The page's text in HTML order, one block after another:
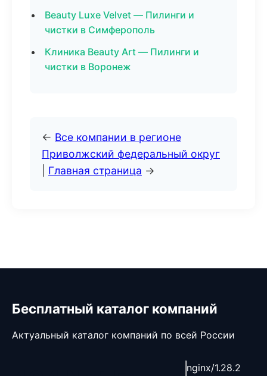
Beauty Luxe Velvet — Пилинги и
чистки в Симферополь
Клиника Beauty Art — Пилинги и
чистки в Воронеж
← Все компании в регионе
Приволжский федеральный округ
Главная страница →
Бесплатный каталог компаний
Актуальный каталог компаний по всей России
nginx/1.28.2